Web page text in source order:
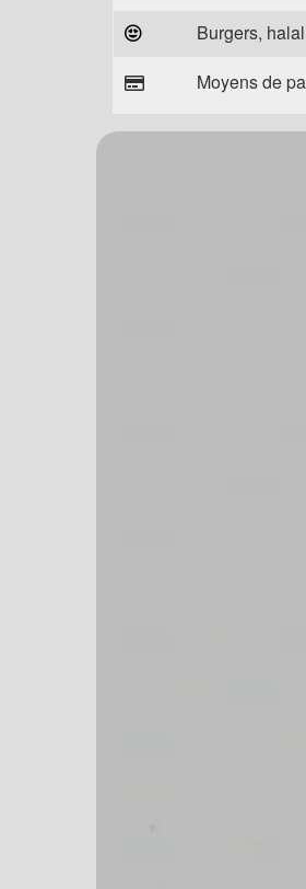
Burgers,
Moyens de